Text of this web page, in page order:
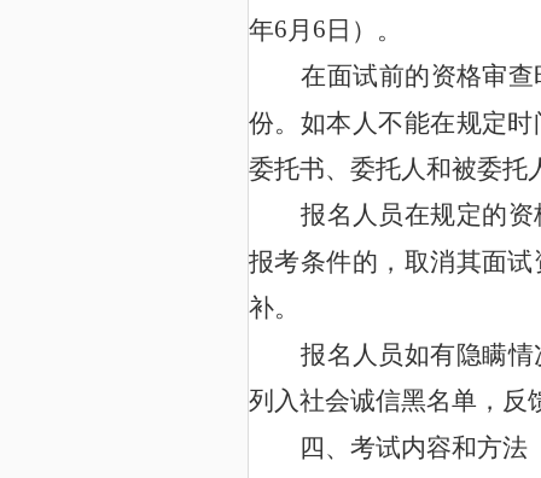
年6月 6 日）。
在面试前的资格审
份。如本人不能在规定
委托书、委托人和被委托
报名人员在规定的
报考条件的，取消其面
补。
报名人员如有隐瞒
列入社会诚信黑名单，反
四、考试内容和方法